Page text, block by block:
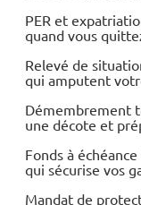
PER et
quand vous
Relevé de
qui amputent
Démembrement
une décote et
Fonds à
qui sécurise vos
Mandat de